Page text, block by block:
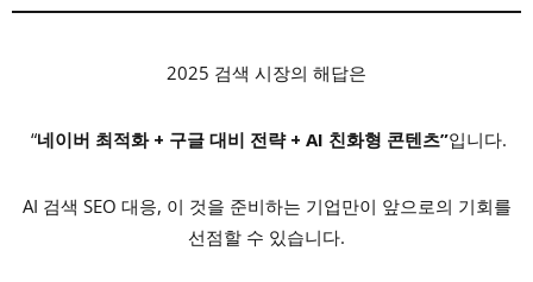
2025 검색 시장의 해답은
“네이버 최적화 + 구글 대비 전략 + AI 친화형 콘텐츠”입니다.
AI 검색 SEO 대응, 이 것을 준비하는 기업만이 앞으로의 기회를
선점할 수 있습니다.